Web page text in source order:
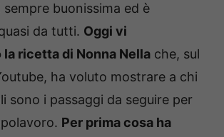
buonissima ed è
da tutti. Oggi vi
ricetta di Nonna Nella che, sul
ha voluto mostrare a chi
sono i passaggi da seguire per
Per prima cosa ha